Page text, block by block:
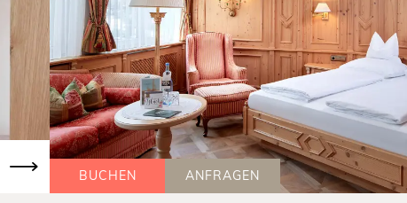
BUCHEN ANFRAGEN